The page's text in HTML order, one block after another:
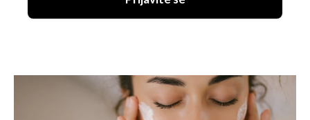
UKLJUČITE NOTIFIKACIJE